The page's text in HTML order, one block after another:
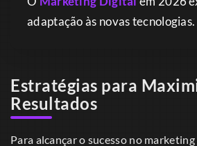
adaptação às novas tecnologias.
Estratégias para
Resultados
Para alcançar o sucesso no